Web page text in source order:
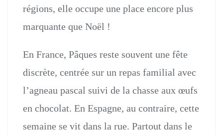
régions, elle occupe une place encore plus
marquante que Noël !
En France, Pâques reste souvent une fête
discrète, centrée sur un repas familial avec
l’agneau pascal suivi de la chasse aux œufs
en chocolat. En Espagne, au contraire, cette
semaine se vit dans la rue. Partout dans le